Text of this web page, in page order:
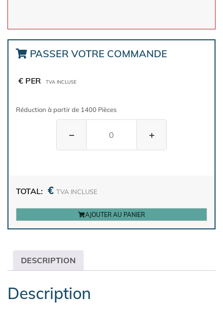
PASSER VOTRE COMMANDE
€ PER TVA INCLUSE
Réduction à partir de 1400 Pièces
− +
TOTAL: € TVA INCLUSE
AJOUTER AU PANIER
DESCRIPTION
Description